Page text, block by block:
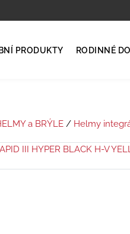
PRODUKTY RODINNÉ
a BRÝLE/ Helmy